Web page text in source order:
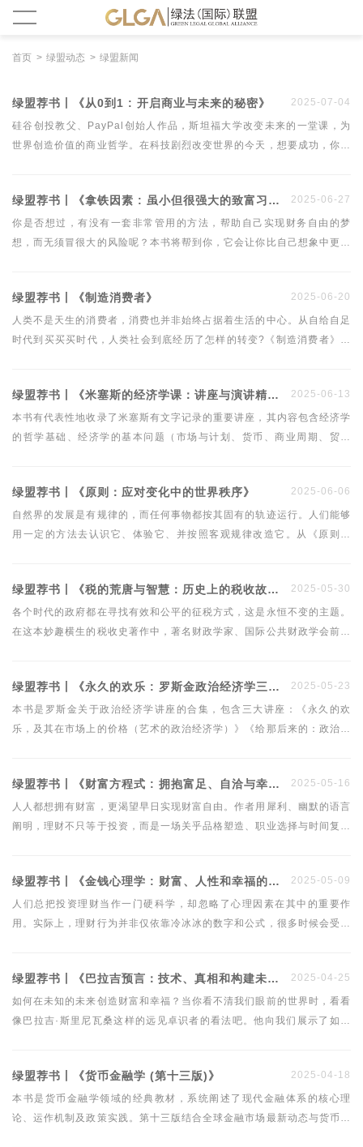
首页 绿盟动态 绿盟新闻
绿盟荐书丨《从0到1 : 开启商业与未来的秘密》 2025-07-04
硅谷创投教父、PayPal创始人作品，斯坦福大学改变未来的一堂课，为
世界创造价值的商业哲学。在科技剧烈改变世界的今天，想要成功，你必
绿盟荐书丨《拿铁因素 : 虽小但很强大的致富习惯》 2025-06-27
你是否想过，有没有一套非常管用的方法，帮助自己实现财务自由的梦
想，而无须冒很大的风险呢？本书将帮到你，它会让你比自己想象中更富
绿盟荐书丨《制造消费者》 2025-06-20
人类不是天生的消费者，消费也并非始终占据着生活的中心。从自给自足
时代到买买买时代，人类社会到底经历了怎样的转变?《制造消费者》是
费主义从诞生到发展，再到占领世界每一寸角落的历程。绿盟荐书丨《米塞斯的经济学课：讲座与演讲精选集》 2025-06-13
本书有代表性地收录了米塞斯有文字记录的重要讲座，其内容包含经济学
的哲学基础、经济学的基本问题（市场与计划、货币、商业周期、贸易
绿盟荐书丨《原则：应对变化中的世界秩序》 2025-06-06
自然界的发展是有规律的，而任何事物都按其固有的轨迹运行。人们能够
用一定的方法去认识它、体验它、并按照客观规律改造它。从《原则》
的运转原则、国家和社会的兴衰原则、世界秩序的变化原则。
绿盟荐书丨《税的荒唐与智慧：历史上的税收故事》 2025-05-30
各个时代的政府都在寻找有效和公平的征税方式，这是永恒不变的主题。
在这本妙趣横生的税收史著作中，著名财政学家、国际公共财政学会前主
绿盟荐书丨《永久的欢乐 : 罗斯金政治经济学三论》 2025-05-23
本书是罗斯金关于政治经济学讲座的合集，包含三大讲座：《永久的欢
乐，及其在市场上的价格（艺术的政治经济学）》《给那后来的：政治经
释了政治经济学的根基与原则问题。其中《给那后来的》对圣雄甘地产生
了极大影响，促使他在南非和印度开办乌托邦性质的田园劳作场所。
绿盟荐书丨《财富方程式 : 拥抱富足、自洽与幸福的人生》 2025-05-16
人人都想拥有财富，更渴望早日实现财富自由。作者用犀利、幽默的语言
阐明，理财不只等于投资，而是一场关乎品格塑造、职业选择与时间复利
惯培养、天赋发掘、人际交友、花钱储蓄等，书中的100多条建议不仅能
让读者稳步积累财富，更能助其做出明智的人生决策。
绿盟荐书丨《金钱心理学 : 财富、人性和幸福的永恒真相》 2025-05-09
人们总把投资理财当作一门硬科学，却忽略了心理因素在其中的重要作
用。实际上，理财行为并非仅依靠冷冰冰的数字和公式，很多时候会受到
弱点，认清事物运作的本质。
绿盟荐书丨《巴拉吉预言：技术、真相和构建未来的指南》 2025-04-25
如何在未知的未来创造财富和幸福？当你看不清我们眼前的世界时，看看
像巴拉吉·斯里尼瓦桑这样的远见卓识者的看法吧。他向我们展示了如何
绿盟荐书丨《货币金融学 (第十三版)》 2025-04-18
本书是货币金融学领域的经典教材，系统阐述了现代金融体系的核心理
论、运作机制及政策实践。第十三版结合全球金融市场最新动态与货币政